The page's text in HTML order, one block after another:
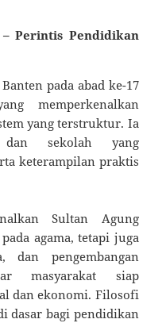
Perintis Pendidikan
pada abad ke-17
memperkenalkan
yang terstruktur. Ia
dan sekolah yang
keterampilan praktis
Sultan Agung
agama, tetapi juga
dan pengembangan
masyarakat siap
dan ekonomi. Filosofi
dasar bagi pendidikan